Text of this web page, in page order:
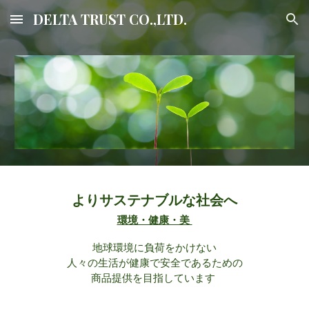
Skip to main content Skip to navigation
DELTA TRUST CO.,LTD.
よりサステナブルな社会へ
環境・健康・美
地球環境に負荷をかけない
人々の生活が健康で安全であるための
商品提供を目指しています